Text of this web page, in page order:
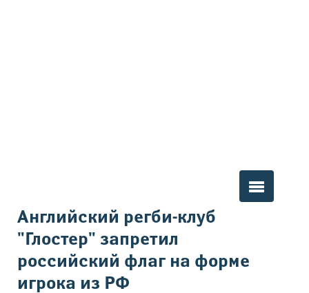
Вы здесь
Английский регби-клуб
"Глостер" запретил
российский флаг на форме
игрока из РФ